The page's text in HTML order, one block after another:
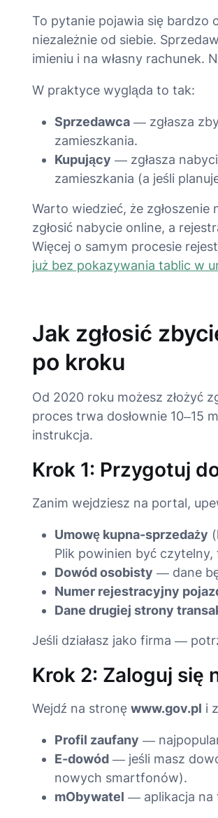
To pytanie pojawia się bardzo
niezależnie od siebie.
imieniu i na własny rachunek.
W praktyce wygląda to tak:
Sprzedawca— zgłasza
zamieszkania.
Kupujący — zgłasza
zamieszkania (a jeśli
Warto wiedzieć, że
zgłosić nabycie online, a
Więcej o samym procesie
już bez pokazywania tablic w
Jak zgłosić
po kroku
Od 2020 roku możesz złożyć
proces trwa dosłownie 10–15
instrukcja.
Krok 1: Przygotuj
Zanim wejdziesz na portal,
Umowę kupna-sprzedaży
Plik powinien być czytelny,
Dowód osobisty — dane
Numer rejestracyjny
Dane drugiej strony
Jeśli działasz jako firma —
Krok 2: Zaloguj się
Wejdź na stronę www.gov.pl i
Profil zaufany —
E-dowód— jeśli masz
nowych smartfonów).
mObywatel — aplikacja na